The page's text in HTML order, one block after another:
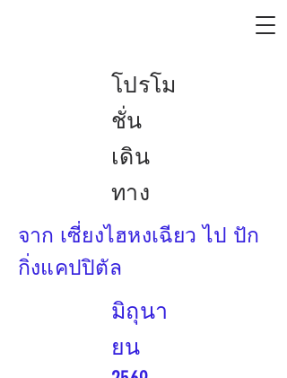
โปรโม
ชั่น
เดิน
ทาง
จาก เซี่ยงไฮหงเฉียว ไป ปัก
กิ่งแคปปิตัล
มิถุนา
ยน